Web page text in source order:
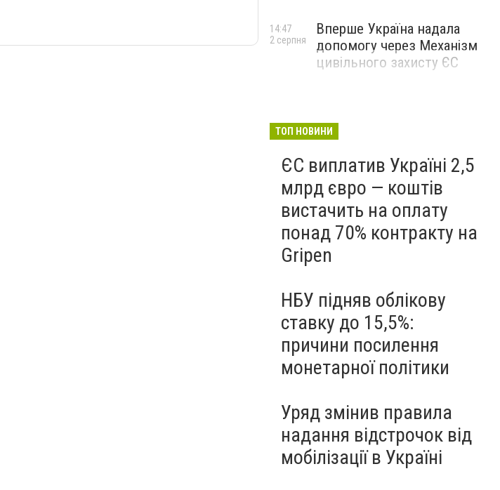
Вперше Україна надала
допомогу через Механізм
цивільного захисту ЄС
14:47
2 серпня
ТОП НОВИНИ
ЄС виплатив Україні 2,5
млрд євро — коштів
вистачить на оплату
понад 70% контракту на
Gripen
НБУ підняв облікову
ставку до 15,5%:
причини посилення
монетарної політики
Уряд змінив правила
надання відстрочок від
мобілізації в Україні